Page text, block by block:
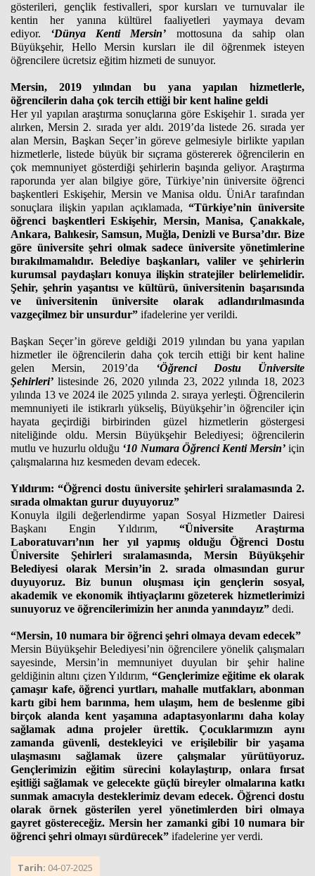
gösterileri, gençlik festivalleri, spor kursları ve turnuvalar ile
kentin her yanına kültürel faaliyetleri yaymaya devam
ediyor. ‘Dünya Kenti Mersin’ mottosuna da sahip olan
Büyükşehir, Hello Mersin kursları ile dil öğrenmek isteyen
öğrencilere ücretsiz eğitim hizmeti de sunuyor.
Mersin, 2019 yılından bu yana yapılan hizmetlerle,
öğrencilerin daha çok tercih ettiği bir kent haline geldi
Her yıl yapılan araştırma sonuçlarına göre Eskişehir 1. sırada yer
alırken, Mersin 2. sırada yer aldı. 2019’da listede 26. sırada yer
alan Mersin, Başkan Seçer’in göreve gelmesiyle birlikte yapılan
hizmetlerle, listede büyük bir sıçrama göstererek öğrencilerin en
çok memnuniyet gösterdiği şehirlerin başında geliyor. Araştırma
raporunda yer alan bilgiye göre, Türkiye’nin üniversite öğrenci
başkentleri Eskişehir, Mersin ve Manisa oldu. ÜniAr tarafından
sonuçlara ilişkin yapılan açıklamada,“Türkiye’nin üniversite
öğrenci başkentleri Eskişehir, Mersin, Manisa, Çanakkale,
Ankara, Balıkesir, Samsun, Muğla, Denizli ve Bursa’dır. Bize
göre üniversite şehri olmak sadece üniversite yönetimlerine
bırakılmamalıdır. Belediye başkanları, valiler ve şehirlerin
kurumsal paydaşları konuya ilişkin stratejiler belirlemelidir.
Şehir, şehrin yaşantısı ve kültürü, üniversitenin başarısında
ve üniversitenin üniversite olarak adlandırılmasında
vazgeçilmez bir unsurdur” ifadelerine yer verildi.
Başkan Seçer’in göreve geldiği 2019 yılından bu yana yapılan
hizmetler ile öğrencilerin daha çok tercih ettiği bir kent haline
gelen Mersin, 2019’da ‘Öğrenci Dostu Üniversite
Şehirleri’ listesinde 26, 2020 yılında 23, 2022 yılında 18, 2023
yılında 13 ve 2024 ile 2025 yılında 2. sıraya yerleşti. Öğrencilerin
memnuniyeti ile istikrarlı yükseliş, Büyükşehir’in öğrenciler için
hayata geçirdiği birbirinden güzel hizmetlerin göstergesi
niteliğinde oldu. Mersin Büyükşehir Belediyesi; öğrencilerin
mutlu ve huzurlu olduğu ‘10 Numara Öğrenci Kenti Mersin’için
çalışmalarına hız kesmeden devam edecek.
Yıldırım: “Öğrenci dostu üniversite şehirleri sıralamasında 2.
sırada olmaktan gurur duyuyoruz”
Konuyla ilgili değerlendirme yapan Sosyal Hizmetler Dairesi
Başkanı Engin Yıldırım,“Üniversite Araştırma
Laboratuvarı’nın her yıl yapmış olduğu Öğrenci Dostu
Üniversite Şehirleri sıralamasında, Mersin Büyükşehir
Belediyesi olarak Mersin’in 2. sırada olmasından gurur
duyuyoruz. Biz bunun oluşması için gençlerin sosyal,
akademik ve ekonomik ihtiyaçlarını gözeterek hizmetlerimizi
sunuyoruz ve öğrencilerimizin her anında yanındayız” dedi.
“Mersin, 10 numara bir öğrenci şehri olmaya devam edecek”
Mersin Büyükşehir Belediyesi’nin öğrencilere yönelik çalışmaları
sayesinde, Mersin’in memnuniyet duyulan bir şehir haline
geldiğinin altını çizen Yıldırım, “Gençlerimize eğitime ek olarak
çamaşır kafe, öğrenci yurtları, mahalle mutfakları, abonman
kartı gibi hem barınma, hem ulaşım, hem de beslenme gibi
birçok alanda kent yaşamına adaptasyonlarını daha kolay
sağlamak adına projeler ürettik. Çocuklarımızın aynı
zamanda güvenli, destekleyici ve erişilebilir bir yaşama
ulaşmasını sağlamak üzere çalışmalar yürütüyoruz.
Gençlerimizin eğitim sürecini kolaylaştırıp, onlara fırsat
eşitliği sağlamak ve gelecekte güçlü bireyler olmalarına katkı
sunmak amacıyla desteklerimiz devam edecek. Öğrenci dostu
olarak örnek gösterilen yerel yönetimlerden biri olmaya
gayret göstereceğiz. Mersin her zamanki gibi 10 numara bir
öğrenci şehri olmayı sürdürecek” ifadelerine yer verdi.
Tarih: 04-07-2025